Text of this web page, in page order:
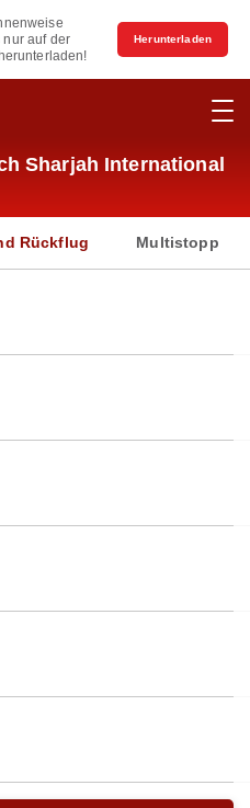
nur auf der
Herunterladen
Sharjah International
Rückflug Multistopp